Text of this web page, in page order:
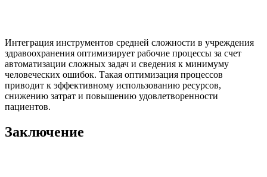
Интеграция инструментов средней сложности в учреждения
здравоохранения оптимизирует рабочие процессы за счет
автоматизации сложных задач и сведения к минимуму
человеческих ошибок. Такая оптимизация процессов
приводит к эффективному использованию ресурсов,
снижению затрат и повышению удовлетворенности
пациентов.
Заключение